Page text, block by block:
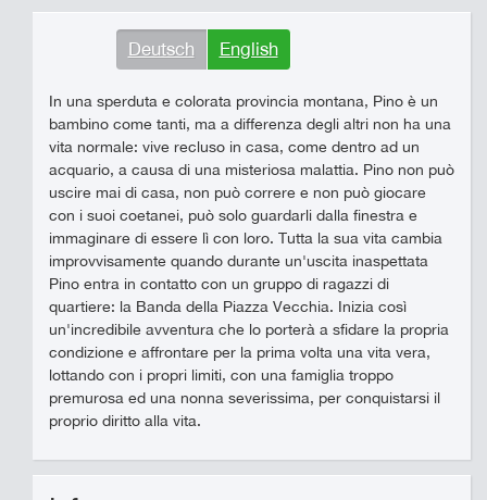
Deutsch English
In una sperduta e colorata provincia montana, Pino è un
bambino come tanti, ma a differenza degli altri non ha una
vita normale: vive recluso in casa, come dentro ad un
acquario, a causa di una misteriosa malattia. Pino non può
uscire mai di casa, non può correre e non può giocare
con i suoi coetanei, può solo guardarli dalla finestra e
immaginare di essere lì con loro. Tutta la sua vita cambia
improvvisamente quando durante un'uscita inaspettata
Pino entra in contatto con un gruppo di ragazzi di
quartiere: la Banda della Piazza Vecchia. Inizia così
un'incredibile avventura che lo porterà a sfidare la propria
condizione e affrontare per la prima volta una vita vera,
lottando con i propri limiti, con una famiglia troppo
premurosa ed una nonna severissima, per conquistarsi il
proprio diritto alla vita.